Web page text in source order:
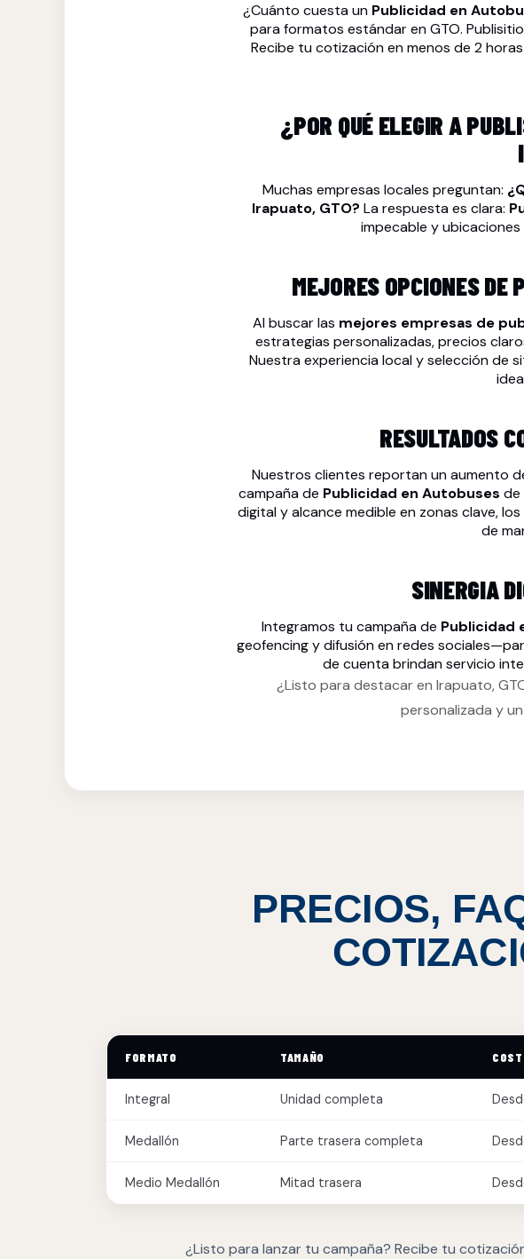
¿Cuánto cuesta un Publicidad en
para formatos estándar en GTO.
Recibe tu cotización en menos de 2
¿POR QUÉ ELEGIR A
Muchas empresas locales preguntan:
Irapuato, GTO? La respuesta es clara:
impecable y
MEJORES OPCIONES DE
Al buscar las mejores empresas de
estrategias personalizadas, precios
Nuestra experiencia local y selección de
RESULTADOS
Nuestros clientes reportan un aumento
campaña de Publicidad en Autobuses de
digital y alcance medible en zonas clave, los
de
SINERGIA
Integramos tu campaña de Publicidad
geofencing y difusión en redes
de cuenta brindan servicio
¿Listo para destacar en Irapuato,
personalizada y
PRECIOS,
FORMATO TAMAÑO
Integral Unidad completa
Medallón Parte trasera completa
Medio Medallón Mitad trasera
¿Listo para lanzar tu campaña? Recibe tu